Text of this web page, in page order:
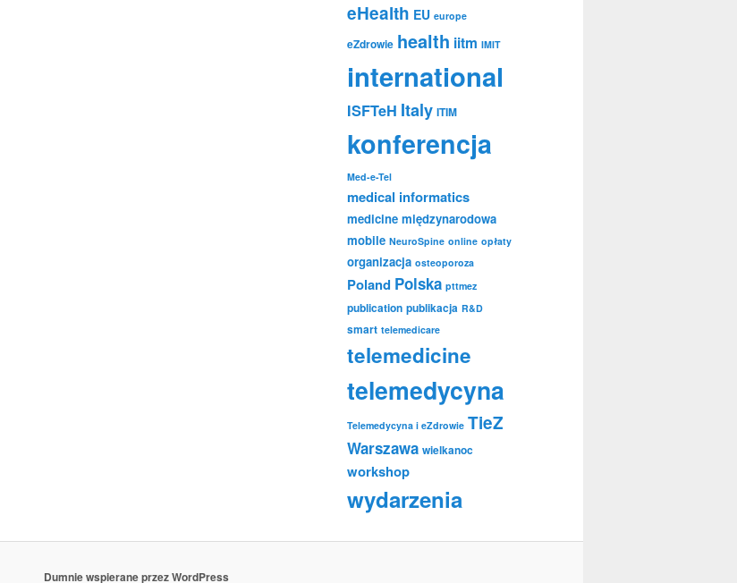
eHealth EU europe
eZdrowie health iitm IMIT
international
ISFTeH Italy ITIM
konferencja
Med-e-Tel
medical informatics
medicine międzynarodowa
mobile NeuroSpine online opłaty
organizacja osteoporoza
Poland Polska pttmez
publication publikacja R&D
smart telemedicare
telemedicine
telemedycyna
Telemedycyna i eZdrowie TieZ
Warszawa wielkanoc
workshop
wydarzenia
Dumnie wspierane przez WordPress